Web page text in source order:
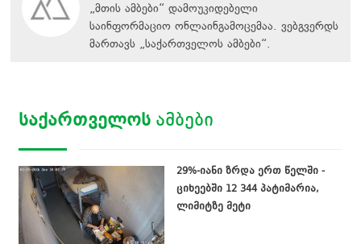
„მთის ამბები“ დამოუკიდებელი
საინფორმაციო ონლაინგამოცემაა. ვებგვერდს
მართავს „საქართველოს ამბები“.
ᲡᲐᲥᲐᲠᲗᲕᲔᲚᲝᲡ ᲐᲛᲑᲔᲑᲘ
29%-იანი ზრდა ერთ წელში -
ციხეებში 12 344 პატიმარია,
ლიმიტზე მეტი